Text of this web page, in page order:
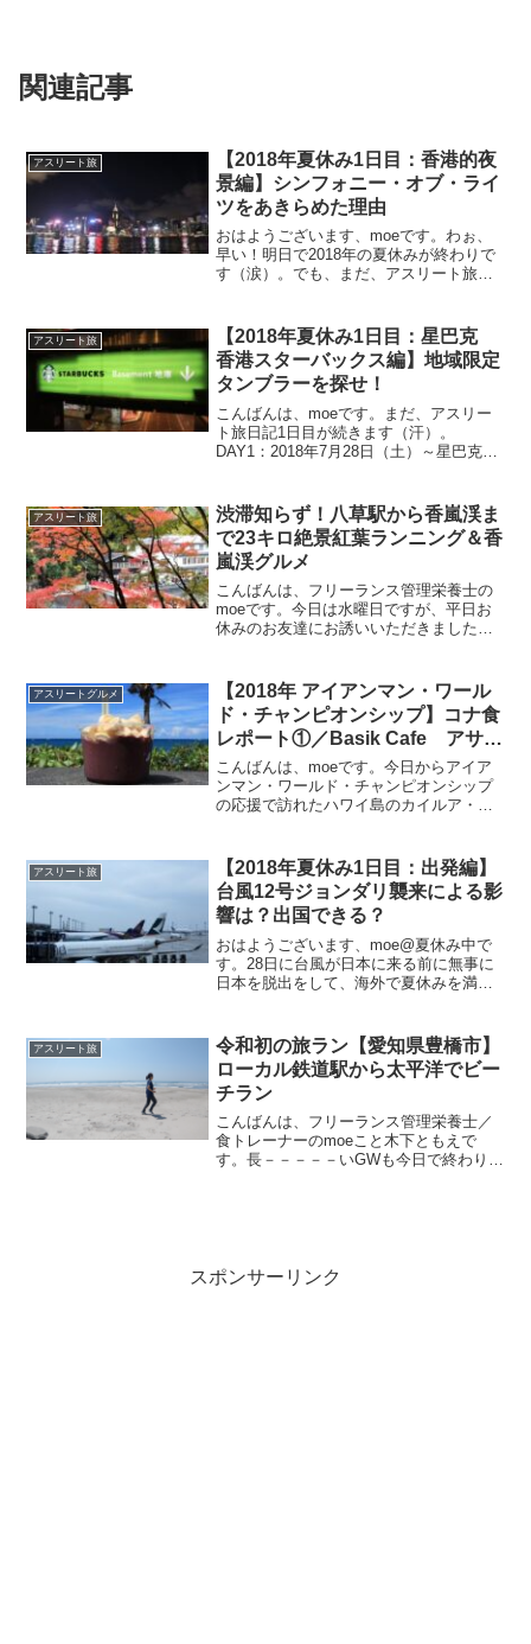
関連記事
アスリート旅
【2018年夏休み1日目：香港的夜
景編】シンフォニー・オブ・ライ
ツをあきらめた理由
おはようございます、moeです。わぉ、
早い！明日で2018年の夏休みが終わりで
す（涙）。でも、まだ、アスリート旅日
2018年7月28日（土）～香港的夜景編～
世界三...
アスリート旅
【2018年夏休み1日目：星巴克
香港スターバックス編】地域限定
タンブラーを探せ！
こんばんは、moeです。まだ、アスリー
ト旅日記1日目が続きます（汗）。
DAY1：2018年7月28日（土）～星巴克
アクア・ルナで海上から香...
アスリート旅
渋滞知らず！八草駅から香嵐渓ま
で23キロ絶景紅葉ランニング＆香
嵐渓グルメ
こんばんは、フリーランス管理栄養士の
moeです。今日は水曜日ですが、平日お
休みのお友達にお誘いいただきましたの
ん、走っていきました。紅葉の季節、香
嵐渓は激混み。車で行く...
アスリートグルメ
【2018年 アイアンマン・ワール
ド・チャンピオンシップ】コナ食
レポート①／Basik Cafe アサイ
ーボウル
こんばんは、moeです。今日からアイア
ンマン・ワールド・チャンピオンシップ
の応援で訪れたハワイ島のカイルア・コ
近くのホテルにずっと滞在していたの
で、その近辺のお店が中心...
アスリート旅
【2018年夏休み1日目：出発編】
台風12号ジョンダリ襲来による影
響は？出国できる？
おはようございます、moe@夏休み中で
す。28日に台風が日本に来る前に無事に
日本を脱出をして、海外で夏休みを満喫
昨日7月29日はTOEIC受験予定でした。5
月のTOE...
アスリート旅
令和初の旅ラン【愛知県豊橋市】
ローカル鉄道駅から太平洋でビー
チラン
こんばんは、フリーランス管理栄養士／
食トレーナーのmoeこと木下ともえで
す。長－－－－－いGWも今日で終わりな
スポンサーリンク